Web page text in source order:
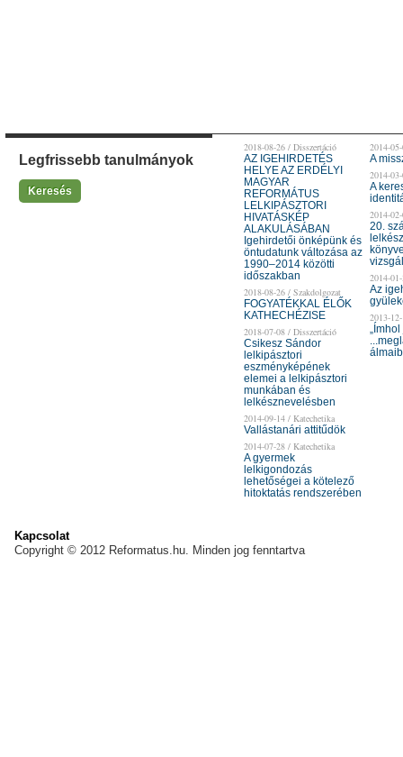
Legfrissebb tanulmányok
Keresés
2018-08-26 / Disszertáció
AZ IGEHIRDETÉS
HELYE AZ ERDÉLYI
MAGYAR
REFORMÁTUS
LELKIPÁSZTORI
HIVATÁSKÉP
ALAKULÁSÁBAN
Igehirdetői önképünk és
öntudatunk változása az
1990–2014 közötti
időszakban
2018-08-26 / Szakdolgozat
FOGYATÉKKAL ÉLŐK
KATHECHÉZISE
2018-07-08 / Disszertáció
Csikesz Sándor
lelkipásztori
eszményképének
elemei a lelkipásztori
munkában és
lelkésznevelésben
2014-09-14 / Katechetika
Vallástanári attitűdök
2014-07-28 / Katechetika
A gyermek
lelkigondozás
lehetőségei a kötelező
hitoktatás rendszerében
2014-
A
2014-
A
2014-
20.
2014-
Az
2013-
Kapcsolat
Copyright © 2012 Reformatus.hu. Minden jog fenntartva